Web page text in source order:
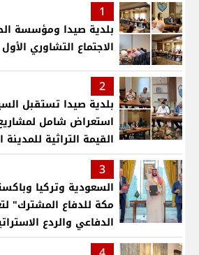
1
بلدية صيدا ومؤسسة
الاجتماع التشاوري
2
بلدية صيدا تستقبل
استعراض شامل
القيمة التراثية للمدينة
3
السعودية وتركيا
مكة للدفاع المشترك"
الدفاعي والردع